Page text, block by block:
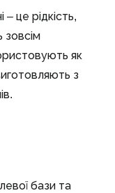
це рідкість,
зовсім
як
з
бази та